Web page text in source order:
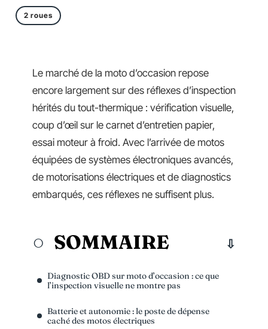
2 roues
Le marché de la moto d’occasion repose
encore largement sur des réflexes d’inspection
hérités du tout-thermique : vérification visuelle,
coup d’œil sur le carnet d’entretien papier,
essai moteur à froid. Avec l’arrivée de motos
équipées de systèmes électroniques avancés,
de motorisations électriques et de diagnostics
embarqués, ces réflexes ne suffisent plus.
SOMMAIRE
Diagnostic OBD sur moto d’occasion : ce que
l’inspection visuelle ne montre pas
Batterie et autonomie : le poste de dépense
caché des motos électriques